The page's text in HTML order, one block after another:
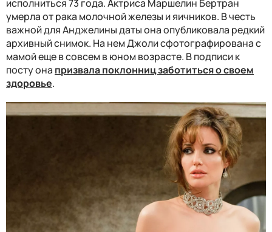
исполниться 73 года. Актриса Маршелин Бертран
умерла от рака молочной железы и яичников. В честь
важной для Анджелины даты она опубликовала редкий
архивный снимок. На нем Джоли сфотографирована с
мамой еще в совсем в юном возрасте. В подписи к
посту она призвала поклонниц заботиться о своем
здоровье.